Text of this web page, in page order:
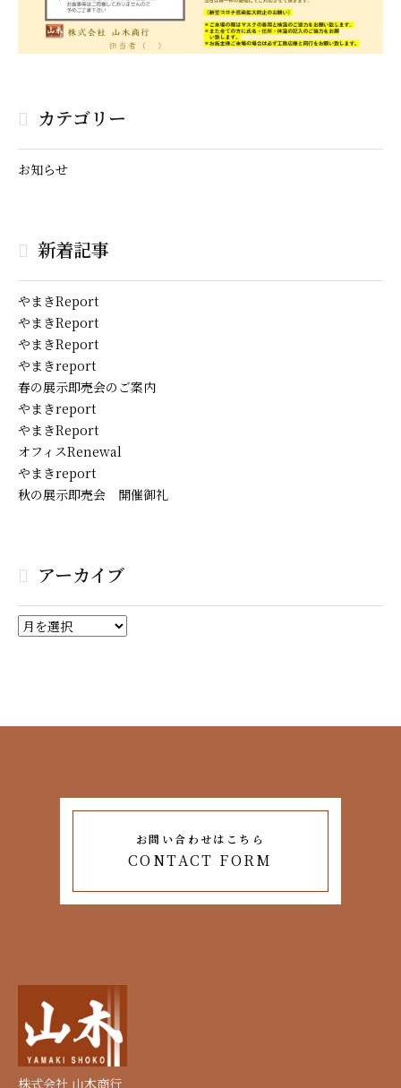
カテゴリー
お知らせ
新着記事
やまきReport
やまきReport
やまきReport
やまきreport
春の展示即売会のご案内
やまきreport
やまきReport
オフィスRenewal
やまきreport
秋の展示即売会 開催御礼
アーカイブ
お問い合わせはこちら
CONTACT FORM
株式会社 山木商行